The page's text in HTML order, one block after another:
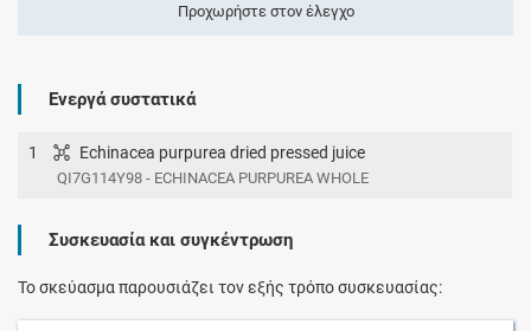
Προχωρήστε στον έλεγχο
Ενεργά συστατικά
1 Echinacea purpurea dried pressed juice
QI7G114Y98 - ECHINACEA PURPUREA WHOLE
Συσκευασία και συγκέντρωση
Το σκεύασμα παρουσιάζει τον εξής τρόπο συσκευασίας: